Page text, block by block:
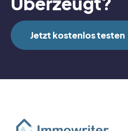
Jetzt kostenlos testen